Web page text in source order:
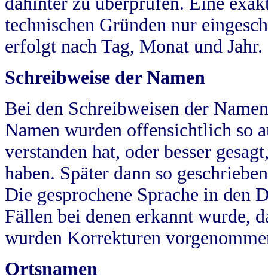
technischen Gründen nur
erfolgt nach Tag, Monat und Jahr.
Schreibweise der Namen
Bei den Schreibweisen der
Namen wurden offensichtlich so
verstanden hat, oder besser
haben. Später dann so
Die gesprochene Sprache in
Fällen bei denen erkannt wurde,
wurden Korrekturen
Ortsnamen